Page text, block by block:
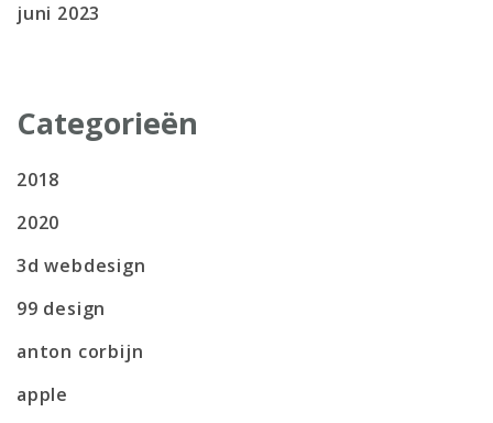
juni 2023
Categorieën
2018
2020
3d webdesign
99 design
anton corbijn
apple